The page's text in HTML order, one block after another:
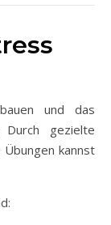
und das
gezielte
kannst